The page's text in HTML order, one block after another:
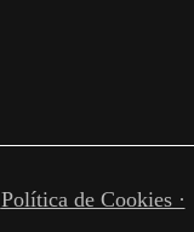
Política de Cookies ·